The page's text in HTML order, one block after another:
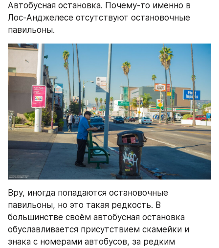
Автобусная остановка. Почему-то именно в
Лос-Анджелесе отсутствуют остановочные
павильоны.
Вру, иногда попадаются остановочные
павильоны, но это такая редкость. В
большинстве своём автобусная остановка
обуславливается присутствием скамейки и
знака с номерами автобусов, за редким